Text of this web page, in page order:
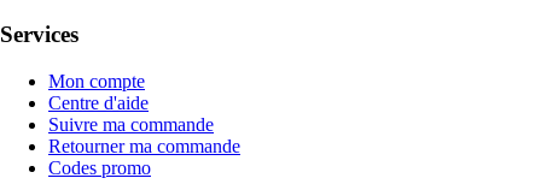
Services
Mon compte
Centre d'aide
Suivre ma commande
Retourner ma commande
Codes promo